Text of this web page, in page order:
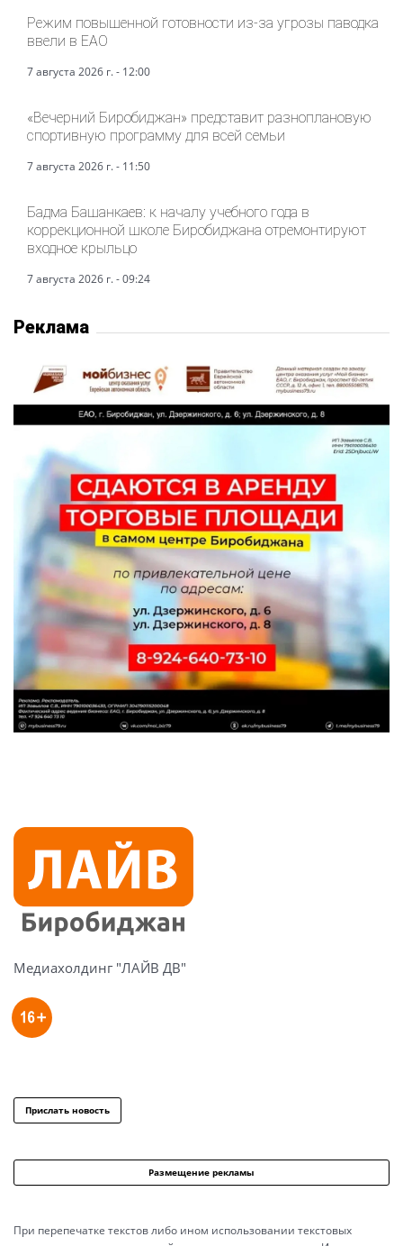
Режим повышенной готовности из-за угрозы паводка
ввели в ЕАО
7 августа 2026 г. - 12:00
«Вечерний Биробиджан» представит разноплановую
спортивную программу для всей семьи
7 августа 2026 г. - 11:50
Бадма Башанкаев: к началу учебного года в
коррекционной школе Биробиджана отремонтируют
входное крыльцо
7 августа 2026 г. - 09:24
Реклама
Медиахолдинг "ЛАЙВ ДВ"
Прислать новость
Размещение рекламы
При перепечатке текстов либо ином использовании текстовых